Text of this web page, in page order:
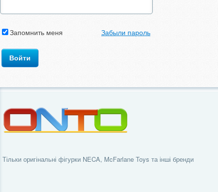
Запомнить меня Забыли пароль
Тільки оригінальні фігурки NECA, McFarlane Toys та інші бренди